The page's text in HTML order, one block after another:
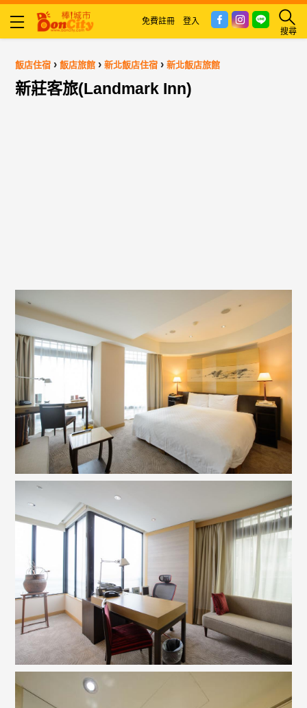
搜尋
免費註冊 登入
飯店住宿 ›飯店旅館 ›新北飯店住宿 ›新北飯店旅館
新莊客旅(Landmark Inn)